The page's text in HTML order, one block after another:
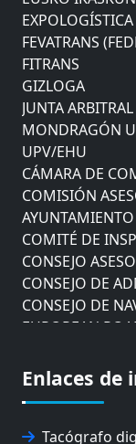
EXPOLOGÍSTICA
FEVATRANS
FITRANS
GIZLOGA
JUNTA
MONDRAGÓN
UPV/EHU
CÁMARA DE
COMISIÓN
COMITÉ DE
CONSEJO
CONSEJO DE
CONSEJO DE
EUROPEAN
FEVATRANS
FITRANS
GIZLOGA
Enlaces de
Tacógrafo